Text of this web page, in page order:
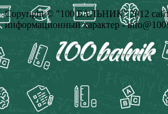
Copyright © "100 БАЛЬНИК" 2012
информационный характер -